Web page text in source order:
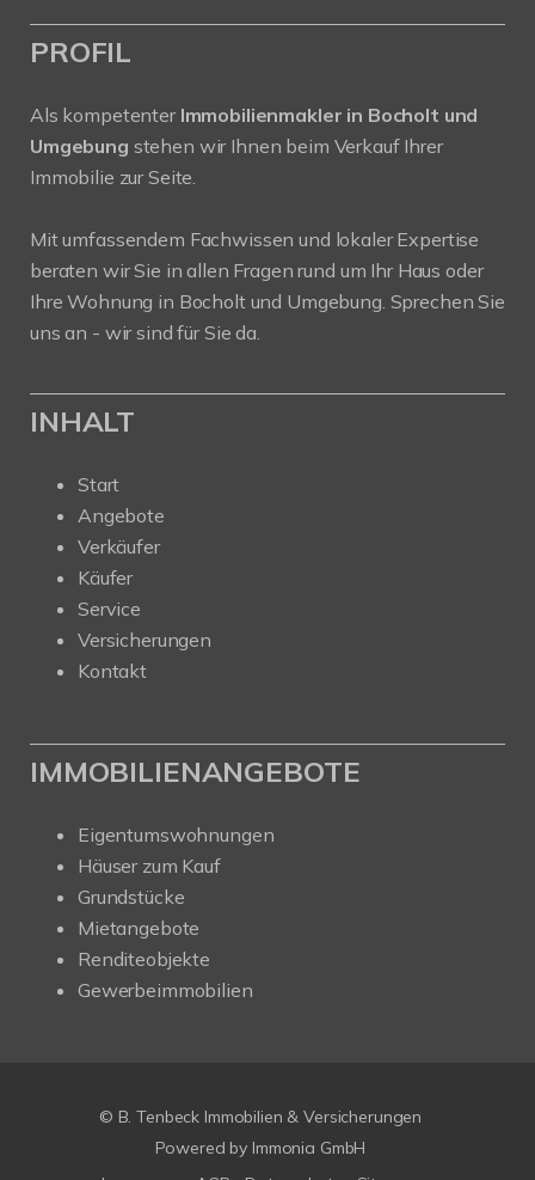
PROFIL
Als kompetenter Immobilienmakler in Bocholt und
Umgebung stehen wir Ihnen beim Verkauf Ihrer
Immobilie zur Seite.
Mit umfassendem Fachwissen und lokaler Expertise
beraten wir Sie in allen Fragen rund um Ihr Haus oder
Ihre Wohnung in Bocholt und Umgebung. Sprechen Sie
uns an - wir sind für Sie da.
INHALT
Start
Angebote
Verkäufer
Käufer
Service
Versicherungen
Kontakt
IMMOBILIENANGEBOTE
Eigentumswohnungen
Häuser zum Kauf
Grundstücke
Mietangebote
Renditeobjekte
Gewerbeimmobilien
© B. Tenbeck Immobilien & Versicherungen
Powered by Immonia GmbH